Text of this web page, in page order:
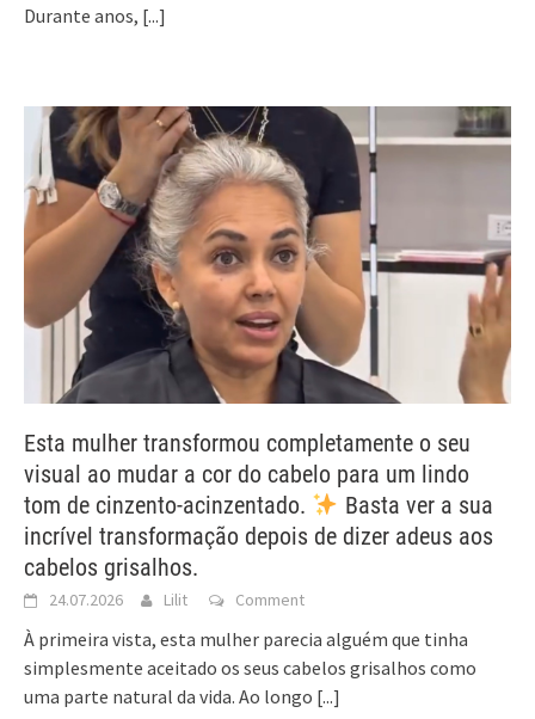
Durante anos, [...]
Esta mulher transformou completamente o seu
visual ao mudar a cor do cabelo para um lindo
tom de cinzento-acinzentado.
Basta ver a sua
incrível transformação depois de dizer adeus aos
cabelos grisalhos.
24.07.2026 Lilit Comment
À primeira vista, esta mulher parecia alguém que tinha
simplesmente aceitado os seus cabelos grisalhos como
uma parte natural da vida. Ao longo [...]